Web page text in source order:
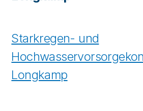
Starkregen- und
Longkamp